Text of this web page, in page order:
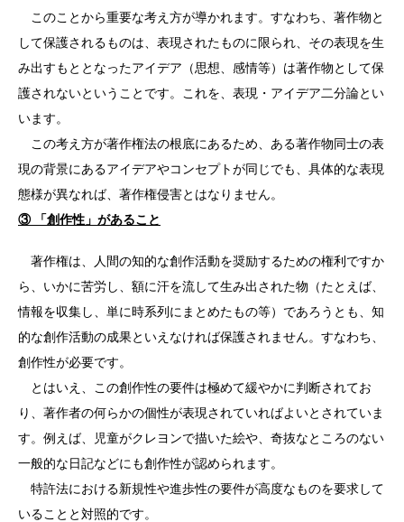
このことから重要な考え方が導かれます。すなわち、著作物と
して保護されるものは、表現されたものに限られ、その表現を生
み出すもととなったアイデア（思想、感情等）は著作物として保
護されないということです。これを、表現・アイデア二分論とい
います。
この考え方が著作権法の根底にあるため、ある著作物同士の表
現の背景にあるアイデアやコンセプトが同じでも、具体的な表現
態様が異なれば、著作権侵害とはなりません。
③ 「創作性」があること
著作権は、人間の知的な創作活動を奨励するための権利ですか
ら、いかに苦労し、額に汗を流して生み出された物（たとえば、
情報を収集し、単に時系列にまとめたもの等）であろうとも、知
的な創作活動の成果といえなければ保護されません。すなわち、
創作性が必要です。
とはいえ、この創作性の要件は極めて緩やかに判断されてお
り、著作者の何らかの個性が表現されていればよいとされていま
す。例えば、児童がクレヨンで描いた絵や、奇抜なところのない
一般的な日記などにも創作性が認められます。
特許法における新規性や進歩性の要件が高度なものを要求して
いることと対照的です。